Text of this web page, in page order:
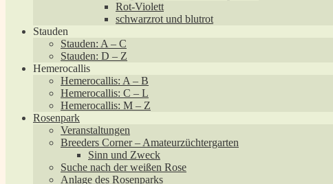
Rot-Violett
schwarzrot und blutrot
Stauden
Stauden: A – C
Stauden: D – Z
Hemerocallis
Hemerocallis: A – B
Hemerocallis: C – L
Hemerocallis: M – Z
Rosenpark
Veranstaltungen
Breeders Corner – Amateurzüchtergarten
Sinn und Zweck
Suche nach der weißen Rose
Anlage des Rosenparks